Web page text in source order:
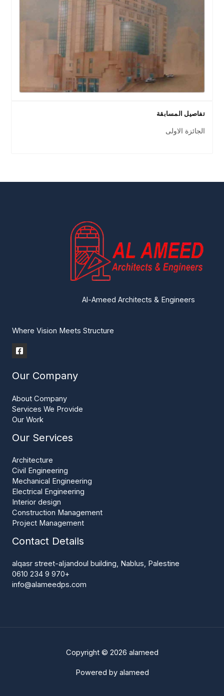
تفاصيل المسابقة
الجائزة الاولى
Al-Ameed Architects & Engineers
Where Vision Meets Structure
Our Company
About Company
Services We Provide
Our Work
Our Services
Architecture
Civil Engineering
Mechanical Engineering
Electrical Engineering
Interior design
Construction Management
Project Management
Contact Details
alqasr street-aljandoul building, Nablus, Palestine
+970 9 234 0610
info@alameedps.com
Copyright © 2026 alameed
Powered by alameed